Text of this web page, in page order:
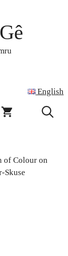
English
of Colour on
Skuse